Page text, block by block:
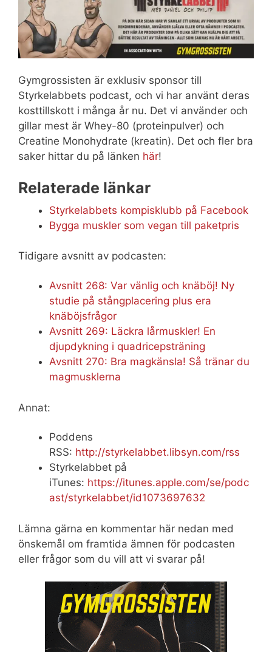
Gymgrossisten är exklusiv sponsor till
Styrkelabbets podcast, och vi har använt deras
kosttillskott i många år nu. Det vi använder och
gillar mest är Whey-80 (proteinpulver) och
Creatine Monohydrate (kreatin). Det och fler bra
saker hittar du på länken här!
Relaterade länkar
Styrkelabbets kompisklubb på Facebook
Bygga muskler som vegan till paketpris
Tidigare avsnitt av podcasten:
Avsnitt 268: Var vänlig och knäböj! Ny
studie på stångplacering plus era
knäböjsfrågor
Avsnitt 269: Läckra lårmuskler! En
djupdykning i quadricepsträning
Avsnitt 270: Bra magkänsla! Så tränar du
magmusklerna
Annat:
Poddens
RSS: http://styrkelabbet.libsyn.com/rss
Styrkelabbet på
iTunes: https://itunes.apple.com/se/podc
ast/styrkelabbet/id1073697632
Lämna gärna en kommentar här nedan med
önskemål om framtida ämnen för podcasten
eller frågor som du vill att vi svarar på!